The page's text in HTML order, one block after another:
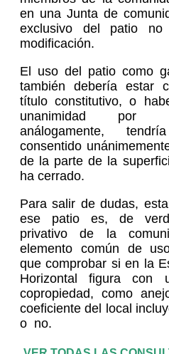
en una Junta de
exclusivo del patio
modificación.
El uso del patio como
también debería estar
título constitutivo, o
unanimidad por
análogamente,
consentido
de la parte de la
ha cerrado.
Para salir de dudas,
ese patio es, de
privativo de la
elemento común de
que comprobar si en la
Horizontal figura con
copropiedad, como
coeficiente del local
o no.